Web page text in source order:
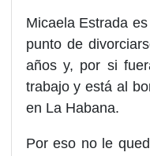
Micaela Estrada
punto de
años y, por si
trabajo y está al
en La Habana.
Por eso no le